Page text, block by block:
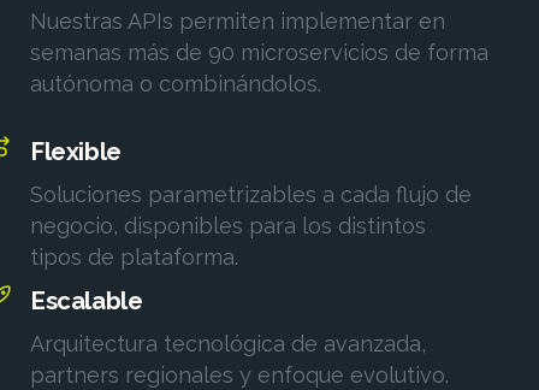
Nuestras APIs permiten implementar en
semanas más de 90 microservicios de forma
autónoma o combinándolos.
Flexible
Soluciones parametrizables a cada flujo de
negocio, disponibles para los distintos
tipos de plataforma.
Escalable
Arquitectura tecnológica de avanzada,
partners regionales y enfoque evolutivo.